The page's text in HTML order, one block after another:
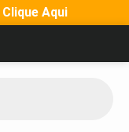
Clique Aqui